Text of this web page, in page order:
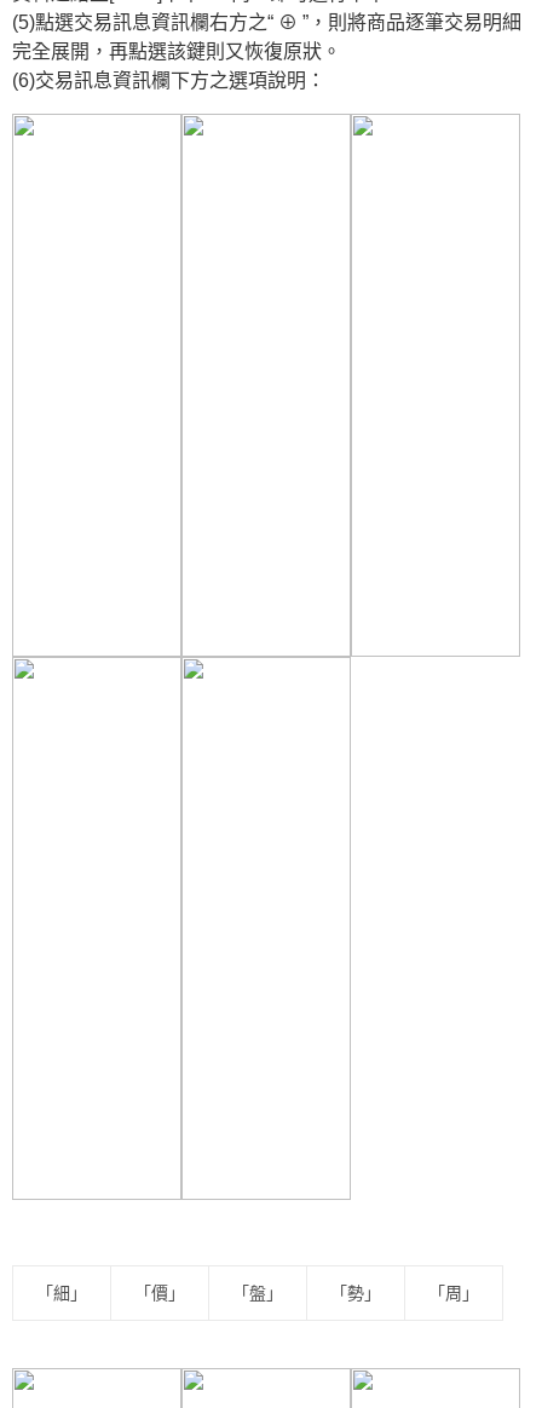
(5)點選交易訊息資訊欄右方之“ ⊕ ”，則將商品逐筆交易明細
完全展開，再點選該鍵則又恢復原狀。
(6)交易訊息資訊欄下方之選項說明：
「細」 「價」 「盤」 「勢」 「周」